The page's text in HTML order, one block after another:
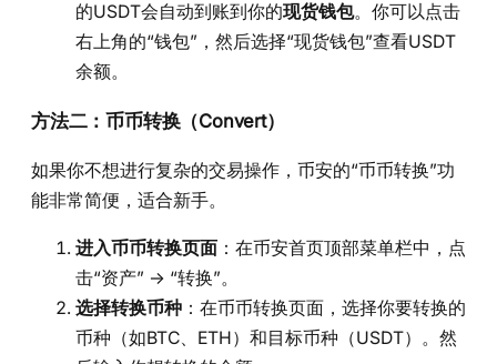
的USDT会自动到账到你的现货钱包。你可以点击
右上角的“钱包”，然后选择“现货钱包”查看USDT
余额。
方法二：币币转换（Convert）
如果你不想进行复杂的交易操作，币安的“币币转换”功
能非常简便，适合新手。
进入币币转换页面 ：在币安首页顶部菜单栏中，点
击“资产” -> “转换”。
选择转换币种 ：在币币转换页面，选择你要转换的
币种（如BTC、ETH）和目标币种（USDT）。然